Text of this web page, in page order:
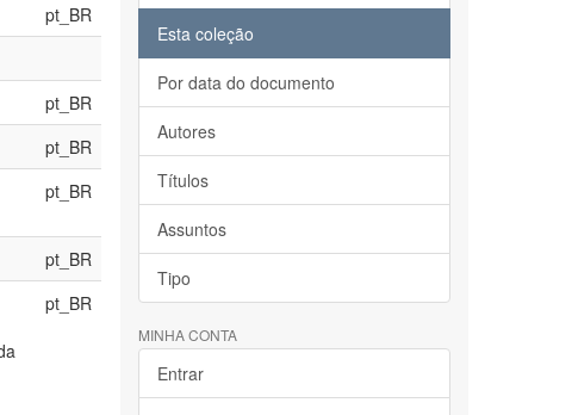
pt_BR
pt_BR
pt_BR
pt_BR
pt_BR
pt_BR
Esta coleção
Por data do documento
Autores
Títulos
Assuntos
Tipo
MINHA CONTA
Entrar